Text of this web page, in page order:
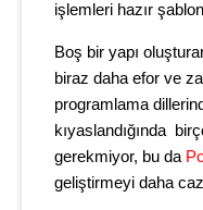
işlemleri hazır
Boş bir yapı
biraz daha efor ve
programlama
kıyaslandığında
gerekmiyor, bu da
geliştirmeyi daha